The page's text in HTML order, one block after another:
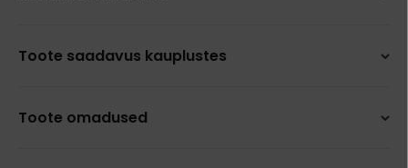
Toote saadavus kauplustes
Toote omadused